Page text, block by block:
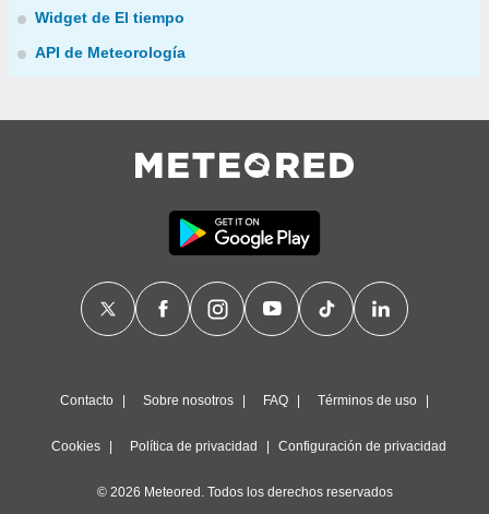
Widget de El tiempo
API de Meteorología
Contacto Sobre nosotros FAQ Términos de uso
Cookies Política de privacidad Configuración de privacidad
© 2026 Meteored. Todos los derechos reservados